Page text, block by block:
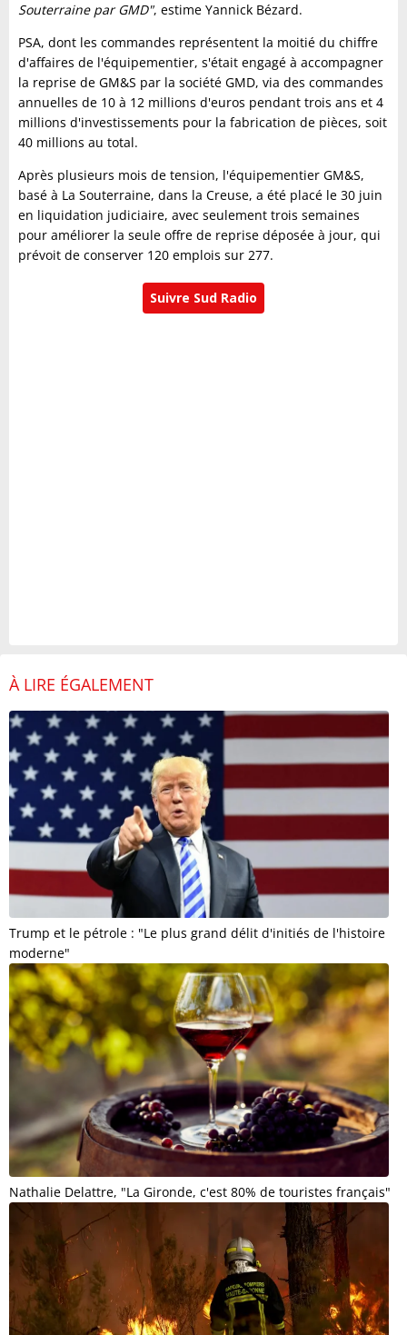
Souterraine par GMD", estime Yannick Bézard.
PSA, dont les commandes représentent la moitié du chiffre
d'affaires de l'équipementier, s'était engagé à accompagner
la reprise de GM&S par la société GMD, via des commandes
annuelles de 10 à 12 millions d'euros pendant trois ans et 4
millions d'investissements pour la fabrication de pièces, soit
40 millions au total.
Après plusieurs mois de tension, l'équipementier GM&S,
basé à La Souterraine, dans la Creuse, a été placé le 30 juin
en liquidation judiciaire, avec seulement trois semaines
pour améliorer la seule offre de reprise déposée à jour, qui
prévoit de conserver 120 emplois sur 277.
Suivre Sud Radio
À LIRE ÉGALEMENT
Trump et le pétrole : "Le plus grand délit d'initiés de l'histoire
moderne"
Nathalie Delattre, "La Gironde, c'est 80% de touristes français"